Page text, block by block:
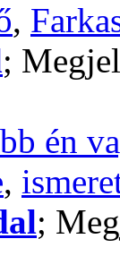
,
;
én
,
;